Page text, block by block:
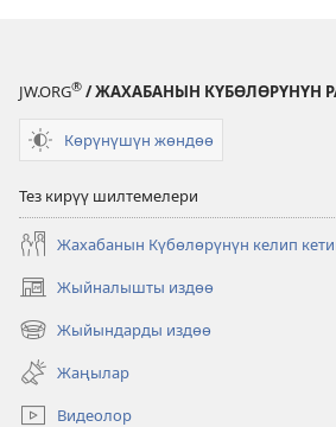
JW.ORG® / ЖАХАБАНЫН КҮБӨЛӨРҮНҮН
Көрүнүшүн жөндөө
Тез кирүү шилтемелери
Жахабанын Күбөлөрүнүн келип
Жыйналышты издөө
(жаңы
терезе
ачат)
Жыйындарды издөө
(жаңы
терезе
ачат)
Жаңылар
Видеолор